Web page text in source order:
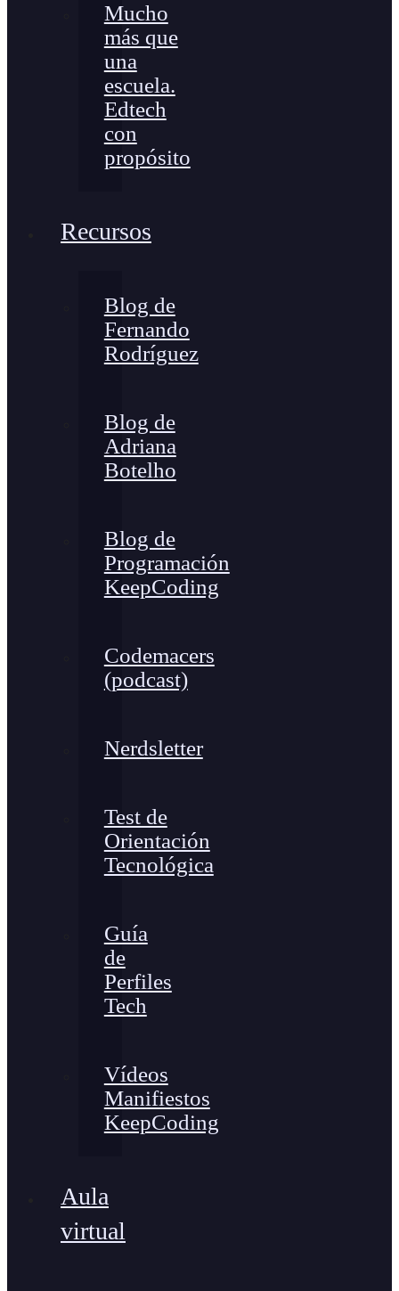
Mucho
más que
una
escuela.
Edtech
con
propósito
Recursos
Blog de
Fernando
Rodríguez
Blog de
Adriana
Botelho
Blog de
Programación
KeepCoding
Codemacers
(podcast)
Nerdsletter
Test de
Orientación
Tecnológica
Guía
de
Perfiles
Tech
Vídeos
Manifiestos
KeepCoding
Aula
virtual